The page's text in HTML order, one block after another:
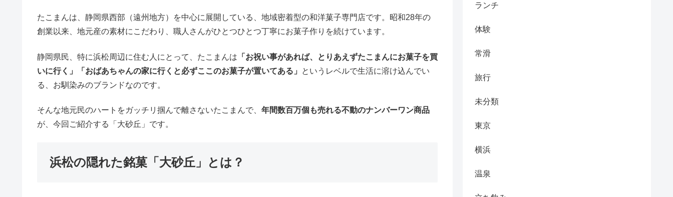
たこまんは、静岡県西部（遠州地方）を中心に展開している、地域密着型の和洋菓子専門店です。昭和28年の
創業以来、地元産の素材にこだわり、職人さんがひとつひとつ丁寧にお菓子作りを続けています。
静岡県民、特に浜松周辺に住む人にとって、たこまんは 「お祝い事があれば、とりあえずたこまんにお菓子を買
いに行く」「おばあちゃんの家に行くと必ずここのお菓子が置いてある」
というレベルで生活に溶け込んでい
る、お馴染みのブランドなのです。
そんな地元民のハートをガッチリ掴んで離さないたこまんで、 年間数百万個も売れる不動のナンバーワン商品
が、今回ご紹介する「大砂丘」です。
浜松の隠れた銘菓「大砂丘」とは？
ランチ
体験
常滑
旅行
未分類
東京
横浜
温泉